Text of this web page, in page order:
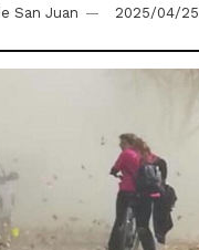
San Juan 2025/04/25